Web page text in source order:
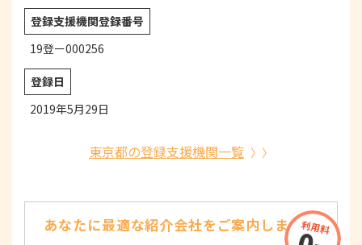
登録支援機関登録番号
19登ー000256
登録日
2019年5月29日
東京都の登録支援機関一覧
あなたに最適な紹介会社をご案内します！